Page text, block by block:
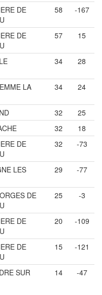
DE
58 -167
DE
57 15
34 28
LA
34 24
32
25
32
18
DE
32 -73
LES
29 -77
DE
25 -3
DE
20 -109
DE
15 -121
SUR
14 -47